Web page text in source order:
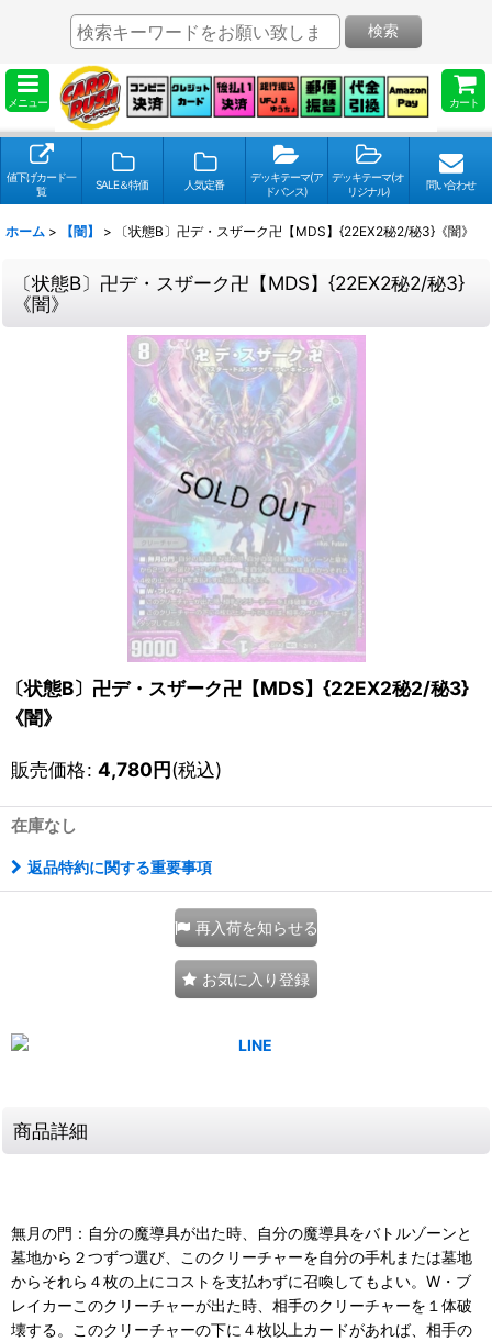
メニュー カート
検索
値下げカード一
覧
SALE＆特価 人気定番
デッキテーマ(ア
ドバンス)
デッキテーマ(オ
リジナル)
問い合わせ
ホーム > 【闇】 > 〔状態B〕卍デ・スザーク卍【MDS】{22EX2秘2/秘3}《闇》
〔状態B〕卍デ・スザーク卍【MDS】{22EX2秘2/秘3}
《闇》
〔状態B〕卍デ・スザーク卍【MDS】{22EX2秘2/秘3}
《闇》
販売価格: 4,780円(税込)
在庫なし
返品特約に関する重要事項
再入荷を知らせる
お気に入り登録
商品詳細
無月の門：自分の魔導具が出た時、自分の魔導具をバトルゾーンと
墓地から２つずつ選び、このクリーチャーを自分の手札または墓地
からそれら４枚の上にコストを支払わずに召喚してもよい。W・ブ
レイカーこのクリーチャーが出た時、相手のクリーチャーを１体破
壊する。このクリーチャーの下に４枚以上カードがあれば、相手の